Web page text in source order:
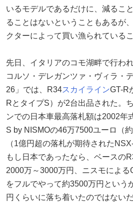
いるモデルであるだけに、減るこ
ることはないということもあるが
クターによって買い漁られている
先日、イタリアのコモ湖畔で行わ
コルソ・デレガンツァ・ヴィラ・
26」では、R34スカイラインGT-R
RとタイプS）が2台出品された。
ンでの日本車最高落札額は2002年
S by NISMOの46万7500ユーロ（
（1億円超の落札が期待された
もし日本であったなら、ベースの
2000万～3000万円、ニスモによ
をフルでやって約3500万円という
円くらいに落ち着いたのではないだ